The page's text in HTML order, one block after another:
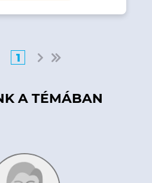
1
A TÉMÁBAN